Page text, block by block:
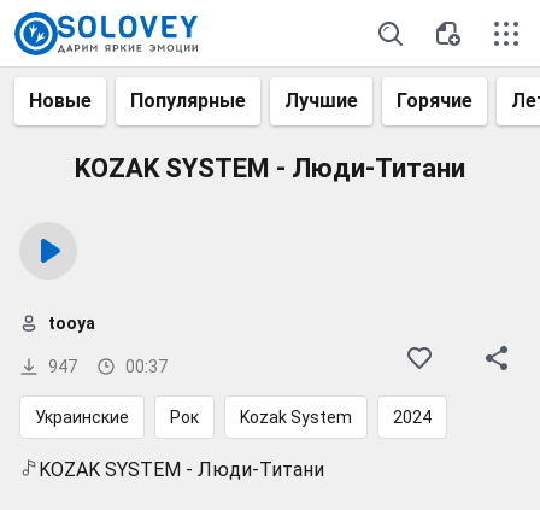
Новые Популярные Лучшие Горячие
KOZAK SYSTEM - Люди-Титани
947 00:37
tooya
Украинские Рок Kozak System 2024
KOZAK SYSTEM - Люди-Титани